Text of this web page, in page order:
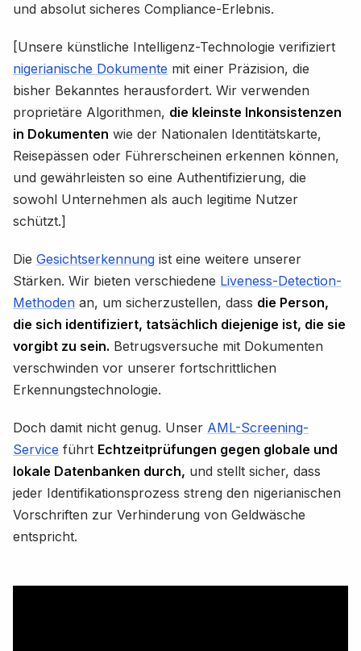
und absolut sicheres Compliance-Erlebnis.
[Unsere künstliche Intelligenz-Technologie verifiziert
nigerianische Dokumente mit einer Präzision, die
bisher Bekanntes herausfordert. Wir verwenden
proprietäre Algorithmen, die kleinste Inkonsistenzen
in Dokumenten wie der Nationalen Identitätskarte,
Reisepässen oder Führerscheinen erkennen können,
und gewährleisten so eine Authentifizierung, die
sowohl Unternehmen als auch legitime Nutzer
schützt.]
Die Gesichtserkennung ist eine weitere unserer
Stärken. Wir bieten verschiedene Liveness-Detection-
Methoden an, um sicherzustellen, dass die Person,
die sich identifiziert, tatsächlich diejenige ist, die sie
vorgibt zu sein. Betrugsversuche mit Dokumenten
verschwinden vor unserer fortschrittlichen
Erkennungstechnologie.
Doch damit nicht genug. Unser AML-Screening-
Service führt Echtzeitprüfungen gegen globale und
lokale Datenbanken durch, und stellt sicher, dass
jeder Identifikationsprozess streng den nigerianischen
Vorschriften zur Verhinderung von Geldwäsche
entspricht.